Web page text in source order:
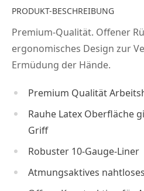
PRODUKT-BESCHREIBUNG
Premium-Qualität. Offener
ergonomisches Design zur
Ermüdung der Hände.
Premium Qualität
Rauhe Latex Oberfläche
Griff
Robuster 10-Gauge-Liner
Atmungsaktives